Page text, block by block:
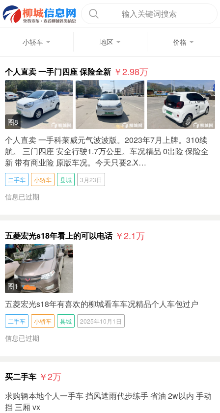
输入关键词搜索
小轿车 地区 价格
个人直卖 一手门四座 保险全新 ￥2.98万
图8
个人直卖 一手科莱威元气波波版。2023年7月上牌。310续
航。 三门四座 安全行驶1.7万公里。车况精品 0出险 保险全
新 带有商业险 原版车况。今天只要2.X…
二手车 小轿车 县城 3月23日
信息已过期
五菱宏光s18年看上的可以电话 ￥2.1万
图1
五菱宏光s18年有喜欢的柳城看车车况精品个人车包过户
二手车 小轿车 县城 2025年10月1日
信息已过期
买二手车 ￥2万
求购辆本地个人一手车 挡风遮雨代步练手 省油 2w以内 手动
挡 三厢 vx